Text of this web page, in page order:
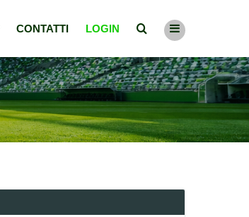
CONTATTI LOGIN